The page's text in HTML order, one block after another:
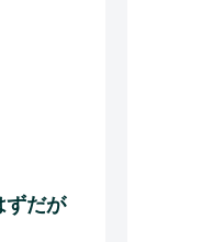
ずだが